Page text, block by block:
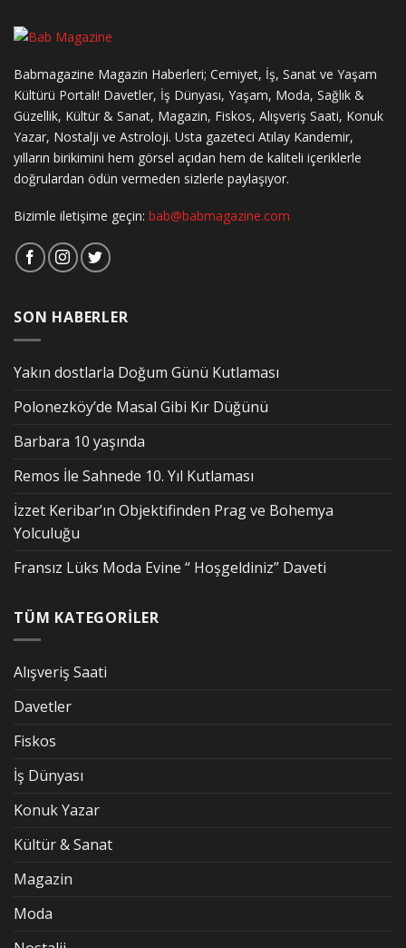
Babmagazine Magazin Haberleri; Cemiyet, İş, Sanat ve Yaşam
Kültürü Portalı! Davetler, İş Dünyası, Yaşam, Moda, Sağlık &
Güzellik, Kültür & Sanat, Magazin, Fiskos, Alışveriş Saati, Konuk
Yazar, Nostalji ve Astroloji. Usta gazeteci Atılay Kandemir,
yılların birikimini hem görsel açıdan hem de kaliteli içeriklerle
doğrulardan ödün vermeden sizlerle paylaşıyor.
Bizimle iletişime geçin: bab@babmagazine.com
SON HABERLER
Yakın dostlarla Doğum Günü Kutlaması
Polonezköy’de Masal Gibi Kır Düğünü
Barbara 10 yaşında
Remos İle Sahnede 10. Yıl Kutlaması
İzzet Keribar’ın Objektifinden Prag ve Bohemya
Yolculuğu
Fransız Lüks Moda Evine “ Hoşgeldiniz” Daveti
TÜM KATEGORİLER
Alışveriş Saati
Davetler
Fiskos
İş Dünyası
Konuk Yazar
Kültür & Sanat
Magazin
Moda